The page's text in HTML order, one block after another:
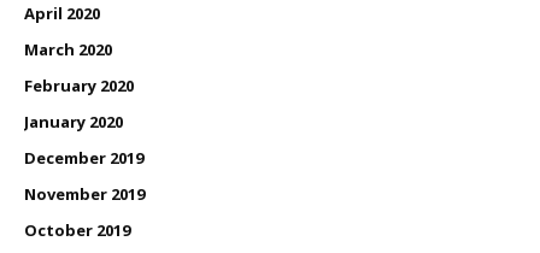
April 2020
March 2020
February 2020
January 2020
December 2019
November 2019
October 2019